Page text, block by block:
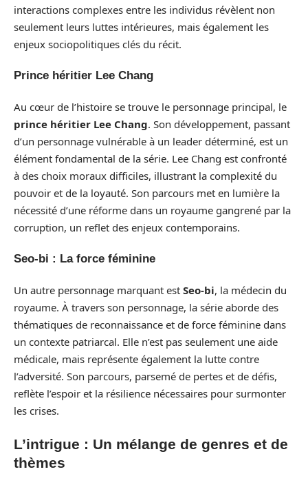
interactions complexes entre les individus révèlent non
seulement leurs luttes intérieures, mais également les
enjeux sociopolitiques clés du récit.
Prince héritier Lee Chang
Au cœur de l’histoire se trouve le personnage principal, le
prince héritier Lee Chang. Son développement, passant
d’un personnage vulnérable à un leader déterminé, est un
élément fondamental de la série. Lee Chang est confronté
à des choix moraux difficiles, illustrant la complexité du
pouvoir et de la loyauté. Son parcours met en lumière la
nécessité d’une réforme dans un royaume gangrené par la
corruption, un reflet des enjeux contemporains.
Seo-bi : La force féminine
Un autre personnage marquant est Seo-bi, la médecin du
royaume. À travers son personnage, la série aborde des
thématiques de reconnaissance et de force féminine dans
un contexte patriarcal. Elle n’est pas seulement une aide
médicale, mais représente également la lutte contre
l’adversité. Son parcours, parsemé de pertes et de défis,
reflète l’espoir et la résilience nécessaires pour surmonter
les crises.
L’intrigue : Un mélange de genres et de
thèmes